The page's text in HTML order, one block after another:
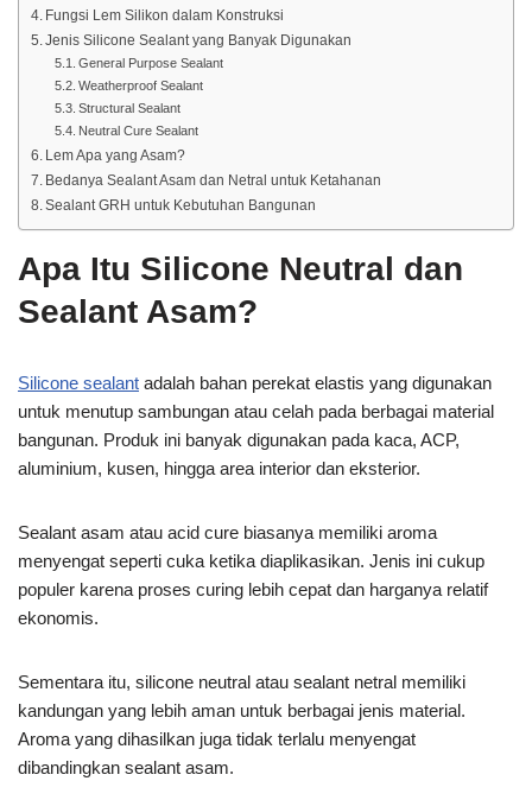
Fungsi Lem Silikon dalam Konstruksi
Jenis Silicone Sealant yang Banyak Digunakan
General Purpose Sealant
Weatherproof Sealant
Structural Sealant
Neutral Cure Sealant
Lem Apa yang Asam?
Bedanya Sealant Asam dan Netral untuk Ketahanan
Sealant GRH untuk Kebutuhan Bangunan
Apa Itu Silicone Neutral dan
Sealant Asam?
Silicone sealant adalah bahan perekat elastis yang digunakan
untuk menutup sambungan atau celah pada berbagai material
bangunan. Produk ini banyak digunakan pada kaca, ACP,
aluminium, kusen, hingga area interior dan eksterior.
Sealant asam atau acid cure biasanya memiliki aroma
menyengat seperti cuka ketika diaplikasikan. Jenis ini cukup
populer karena proses curing lebih cepat dan harganya relatif
ekonomis.
Sementara itu, silicone neutral atau sealant netral memiliki
kandungan yang lebih aman untuk berbagai jenis material.
Aroma yang dihasilkan juga tidak terlalu menyengat
dibandingkan sealant asam.